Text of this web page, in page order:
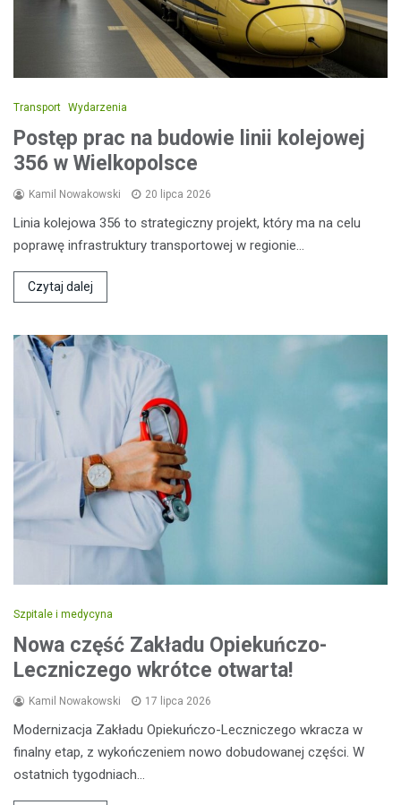
Transport Wydarzenia
Postęp prac na budowie linii kolejowej
356 w Wielkopolsce
Kamil Nowakowski 20 lipca 2026
Linia kolejowa 356 to strategiczny projekt, który ma na celu
poprawę infrastruktury transportowej w regionie…
Czytaj dalej
Szpitale i medycyna
Nowa część Zakładu Opiekuńczo-
Leczniczego wkrótce otwarta!
Kamil Nowakowski 17 lipca 2026
Modernizacja Zakładu Opiekuńczo-Leczniczego wkracza w
finalny etap, z wykończeniem nowo dobudowanej części. W
ostatnich tygodniach…